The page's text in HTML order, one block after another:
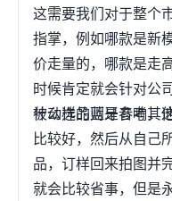
能揪住很多爱猫人士
品，鞋总该要穿的吧
于小年轻来说，那是
鞋没有什么利润，其
个沙滩产品的专卖店
100-200，你想想这
这是一款比较简单的
因为做出来的技术可
这需要我们对于整个
指掌，例如哪款是新
价走量的，哪款是走
时候肯定就会针对公
什么样的蓝牙音响，
被动选品则是参考其
比较好，然后从自己
品，订样回来拍图并
就会比较省事，但是